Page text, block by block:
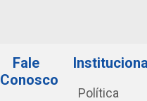
Fale
Conosco
Política